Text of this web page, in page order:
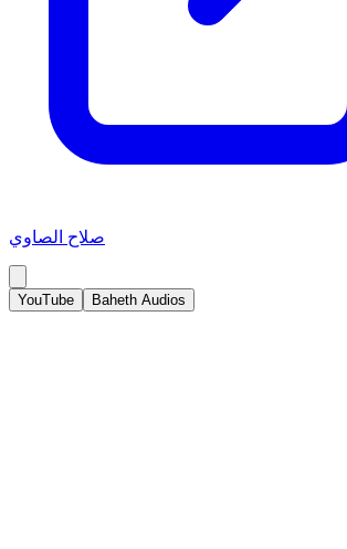
صلاح الصاوي
YouTube Baheth Audios